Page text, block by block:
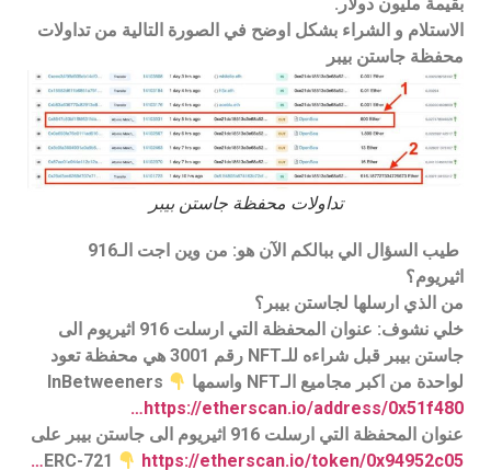
الاستلام و الشراء بشكل اوضح في الصورة التالية من تداولات
محفظة جاستن بيبر
تداولات محفظة جاستن بيبر
طيب السؤال الي ببالكم الآن هو: من وين اجت الـ916
اثيريوم؟
من الذي ارسلها لجاستن بيبر؟
خلي نشوف: عنوان المحفظة التي ارسلت 916 اثيريوم الى
جاستن بيبر قبل شراءه للـNFT رقم 3001 هي محفظة تعود
لواحدة من اكبر مجاميع الـNFT واسمها InBetweeners
https://etherscan.io/address/0x51f480…
عنوان المحفظة التي ارسلت 916 اثيريوم الى جاستن بيبر على
ERC-721
https://etherscan.io/token/0x94952c05…